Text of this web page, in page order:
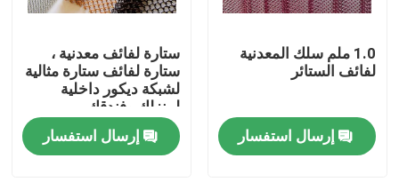
حولنا
جولة في المصنع
مراقبة الجودة
1.0 ملم سلك المعدنية
لفائف الستائر
إرسال استفسار
ستارة لفائف معدنية ،
ستارة لفائف ستارة مثالية
لشبكة ديكور داخلية
لمنزلك وفندقك
إرسال استفسار